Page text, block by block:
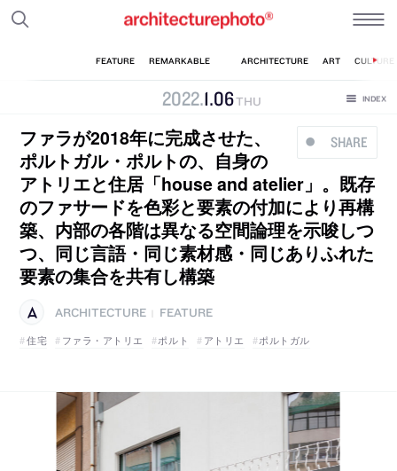
2022.1.06THU
SHARE
ファラが2018年に完成させた、
ポルトガル・ポルトの、自身の
アトリエと住居「house and atelier」。既存
のファサードを色彩と要素の付加により再構
築、内部の各階は異なる空間論理を示唆しつ
つ、同じ言語・同じ素材感・同じありふれた
要素の集合を共有し構築
ARCHITECTURE
FEATURE
住宅
ファラ・アトリエ ポルト アトリエ ポルトガル